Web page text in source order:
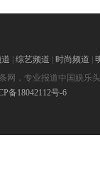
| 综艺频道 | 时尚频道 |
网，专业报道中国娱乐
备18042112号-6